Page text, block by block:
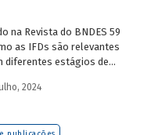
na Revista do BNDES 59
as IFDs são relevantes
diferentes estágios de
nos de crise
sustentável.
2024